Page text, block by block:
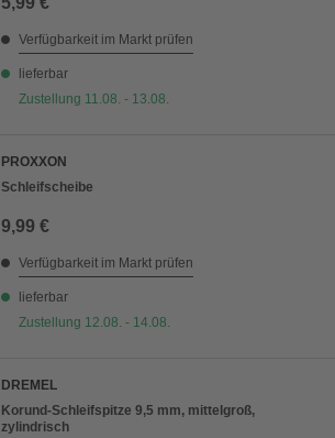
Verfügbarkeit im Markt prüfen
lieferbar
Zustellung 11.08. - 13.08.
PROXXON
Schleifscheibe
9,99 €
Verfügbarkeit im Markt prüfen
lieferbar
Zustellung 12.08. - 14.08.
DREMEL
Korund-Schleifspitze 9,5 mm, mittelgroß,
zylindrisch